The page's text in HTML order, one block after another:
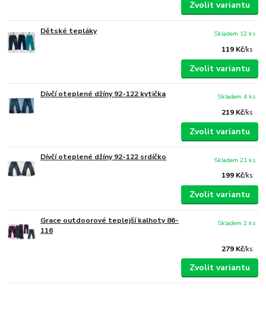
Zvolit variantu
Dětské tepláky
119 Kč/ks
Skladem 12 ks
Zvolit variantu
Dívčí oteplené džíny 92-122 kytička
219 Kč/ks
Skladem 4 ks
Zvolit variantu
Dívčí oteplené džíny 92-122 srdíčko
199 Kč/ks
Skladem 21 ks
Zvolit variantu
Grace outdoorové teplejší kalhoty 86-
116
279 Kč/ks
Skladem 2 ks
Zvolit variantu